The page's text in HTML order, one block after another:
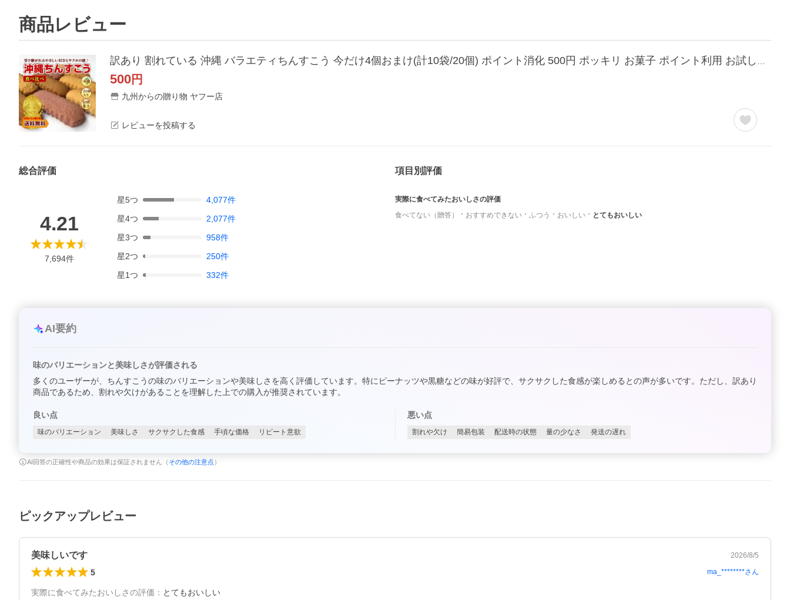
商品レビュー
500円
九州からの贈り物 ヤフー店
レビューを投稿する
総合評価
4.21
7,694件
星5つ 4,077件
星4つ 2,077件
星3つ 958件
星2つ 250件
星1つ 332件
項目別評価
実際に食べてみたおいしさの評価
食べてない（贈答）
おすすめできない ふつう おいしい とてもおいしい
AI要約
味のバリエーションと美味しさが評価される
多くのユーザーが、ちんすこうの味のバリエーションや美味しさを高く評価しています。特にピーナッツや黒糖などの味が好評で、サクサクした食感が楽しめるとの声が多いです。ただし、訳あり
商品であるため、割れや欠けがあることを理解した上での購入が推奨されています。
良い点
味のバリエーション 美味しさ サクサクした食感 手頃な価格 リピート意欲
悪い点
割れや欠け 簡易包装 配送時の状態 量の少なさ 発送の遅れ
AI回答の正確性や商品の効果は保証されません（ その他の注意点 ）
ピックアップレビュー
美味しいです 2026/8/5
5 ma_********さん
実際に食べてみたおいしさの評価 ： とてもおいしい